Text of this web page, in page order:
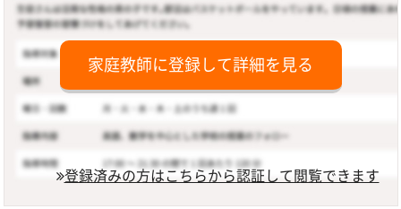
家庭教師に登録して詳細を見る
登録済みの方はこちらから認証して閲覧できます